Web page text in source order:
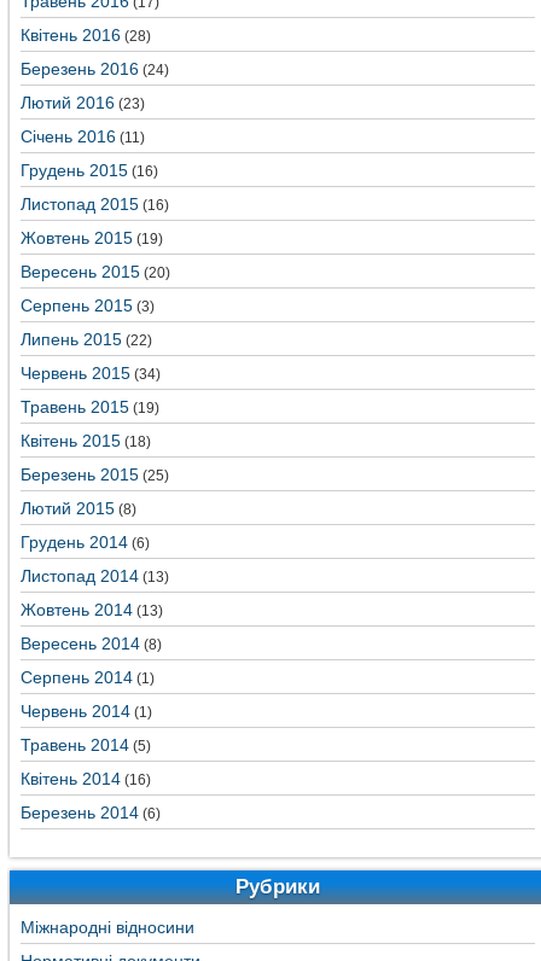
Квітень 2016 (28)
Березень 2016 (24)
Лютий 2016 (23)
Січень 2016 (11)
Грудень 2015 (16)
Листопад 2015 (16)
Жовтень 2015 (19)
Вересень 2015 (20)
Серпень 2015 (3)
Липень 2015 (22)
Червень 2015 (34)
Травень 2015 (19)
Квітень 2015 (18)
Березень 2015 (25)
Лютий 2015 (8)
Грудень 2014 (6)
Листопад 2014 (13)
Жовтень 2014 (13)
Вересень 2014 (8)
Серпень 2014 (1)
Червень 2014 (1)
Травень 2014 (5)
Квітень 2014 (16)
Березень 2014 (6)
Рубрики
Міжнародні відносини